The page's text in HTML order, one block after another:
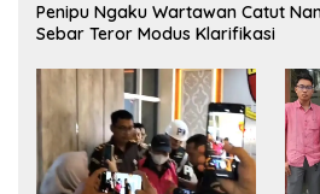
Penipu Ngaku Wartawan Catut
Sebar Teror Modus Klarifikasi